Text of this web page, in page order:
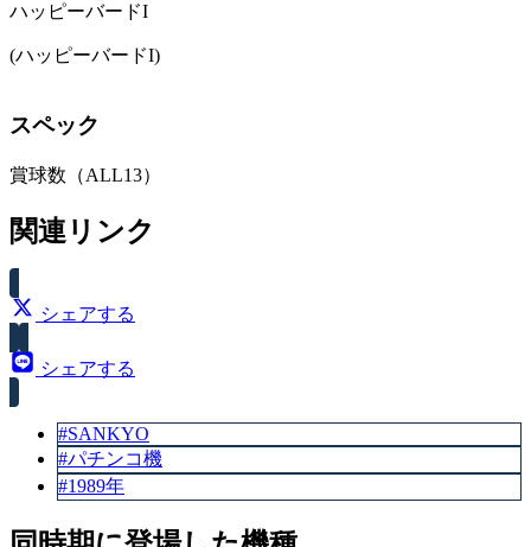
ハッピーバードI
(ハッピーバードI)
スペック
賞球数（ALL13）
関連リンク
シェアする
シェアする
#SANKYO
#パチンコ機
#1989年